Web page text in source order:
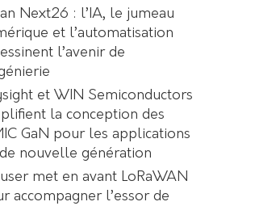
Next26 : l’IA, le jumeau
et l’automatisation
l’avenir de
et WIN Semiconductors
la conception des
GaN pour les applications
nouvelle génération
met en avant LoRaWAN
accompagner l’essor de